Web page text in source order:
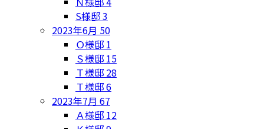
S様邸3
2023年6月 50
Ｏ様邸 1
Ｓ様邸 15
Ｔ様邸 28
Ｔ様邸6
2023年7月 67
Ａ様邸 12